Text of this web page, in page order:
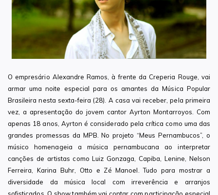
O empresário Alexandre Ramos, à frente da Creperia Rouge, vai
armar uma noite especial para os amantes da Música Popular
Brasileira nesta sexta-feira (28). A casa vai receber, pela primeira
vez, a apresentação do jovem cantor Ayrton Montarroyos. Com
apenas 18 anos, Ayrton é considerado pela crítica como uma das
grandes promessas da MPB. No projeto “Meus Pernambucos”, o
músico homenageia a música pernambucana ao interpretar
canções de artistas como Luiz Gonzaga, Capiba, Lenine, Nelson
Ferreira, Karina Buhr, Otto e Zé Manoel. Tudo para mostrar a
diversidade da música local com irreverência e arranjos